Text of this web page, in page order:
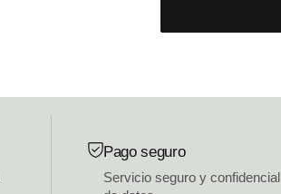
Pago seguro
Servicio seguro y confidencial